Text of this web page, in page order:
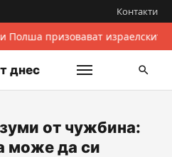
Контакти
Полша призовават
днес
от чужбина:
може да си